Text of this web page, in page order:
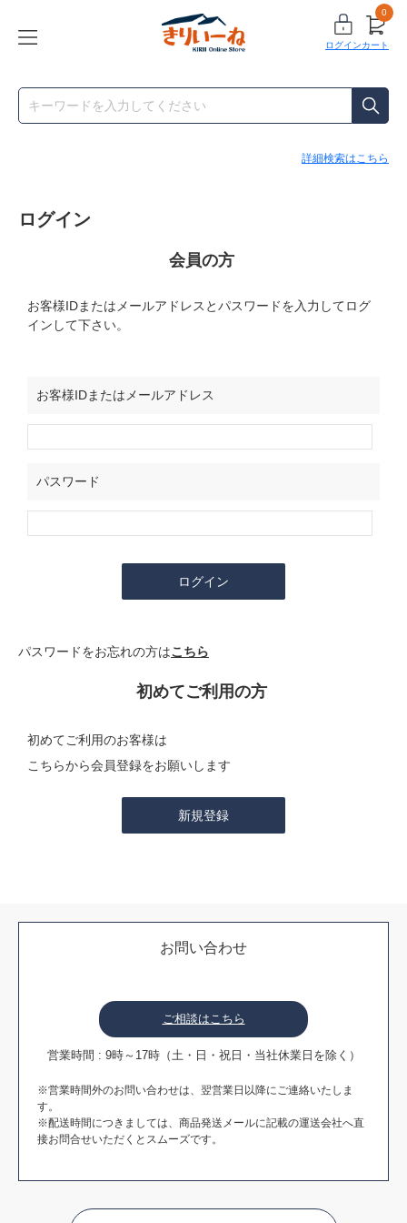
ログイン
0
カート
詳細検索はこちら
ログイン
会員の方
お客様IDまたはメールアドレス とパスワードを入力してログ
インして下さい。
お客様IDまたはメールアドレス
パスワード
パスワードをお忘れの方はこちら
初めてご利用の方
初めてご利用のお客様は
こちらから会員登録をお願いします
お問い合わせ
ご相談はこちら
営業時間 : 9時～17時（土・日・祝日・当社休業日を除く）
※営業時間外のお問い合わせは、翌営業日以降にご連絡いたしま
す。
※配送時間につきましては、商品発送メールに記載の運送会社へ直
接お問合せいただくとスムーズです。